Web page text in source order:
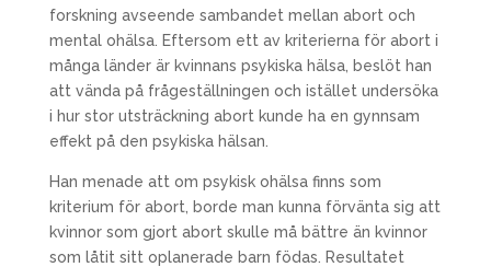
forskning avseende sambandet mellan abort och
mental ohälsa. Eftersom ett av kriterierna för abort i
många länder är kvinnans psykiska hälsa, beslöt han
att vända på frågeställningen och istället undersöka
i hur stor utsträckning abort kunde ha en gynnsam
effekt på den psykiska hälsan.
Han menade att om psykisk ohälsa finns som
kriterium för abort, borde man kunna förvänta sig att
kvinnor som gjort abort skulle må bättre än kvinnor
som låtit sitt oplanerade barn födas. Resultatet